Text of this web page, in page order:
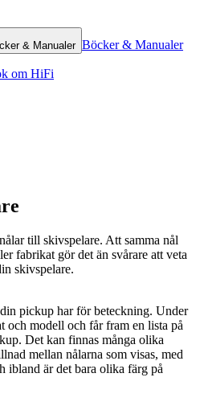
& Manualer Böcker & Manualer
om HiFi
till skivspelare. Att samma nål
fabrikat gör det än svårare att veta
skivspelare.
pickup har för beteckning. Under
och modell och får fram en lista på
Det kan finnas många olika
mellan nålarna som visas, med
ibland är det bara olika färg på